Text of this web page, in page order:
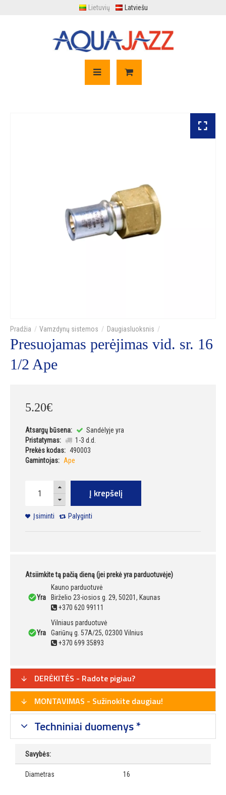
Lietuvių Latviešu
Vamzdynų sistemos Daugiasluoksnis
Presuojamas perėjimas vid. sr. 16
1/2 Ape
5.20€
Atsargų būsena:
Sandėlyje yra
Pristatymas:
1-3 d.d.
Prekės kodas: 490003
Gamintojas: Ape
Į krepšelį
Įsiminti Palyginti
Atsiimkite tą pačią dieną (jei prekė yra parduotuvėje)
Yra
Kauno parduotuvė
Birželio 23-iosios g. 29, 50201, Kaunas
+370 620 99111
Yra
Vilniaus parduotuvė
Gariūnų g. 57A/25, 02300 Vilnius
+370 699 35893
DERĖKITĖS - Radote pigiau?
MONTAVIMAS - Sužinokite daugiau!
Techniniai duomenys *
Savybės:
Diametras 16